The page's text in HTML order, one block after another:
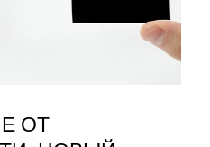
ОТ